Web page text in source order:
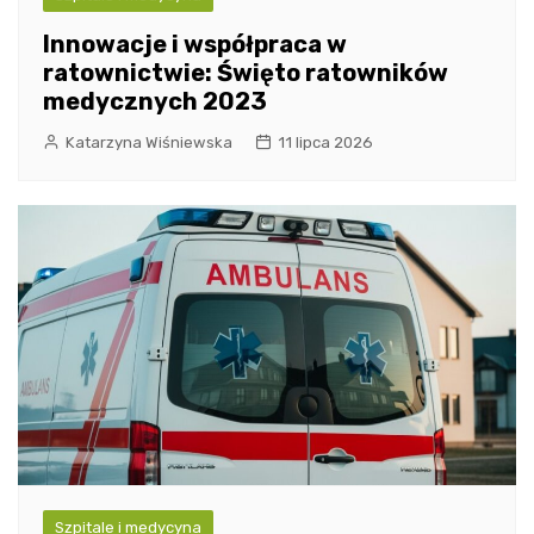
Innowacje i współpraca w
ratownictwie: Święto ratowników
medycznych 2023
Katarzyna Wiśniewska 11 lipca 2026
Szpitale i medycyna